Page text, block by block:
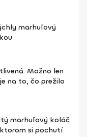
marhuľový
Možno len
na to, čo prežilo
marhuľový koláč
si pochutí